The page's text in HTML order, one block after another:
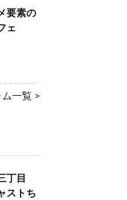
要素の
ェ
ム一覧 >
丁目
ストち